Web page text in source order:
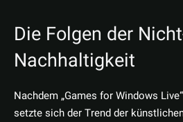
Die Folgen der
Nachhaltigkeit
Nachdem „Games for Windows
setzte sich der Trend der